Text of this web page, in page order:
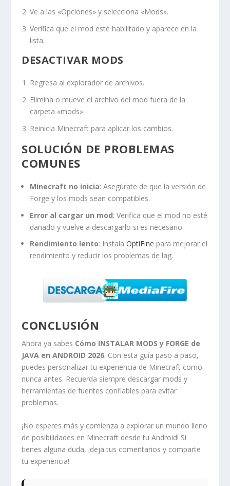
Ve a las «Opciones» y selecciona «Mods».
Verifica que el mod esté habilitado y aparece en la
lista.
DESACTIVAR MODS
Regresa al explorador de archivos.
Elimina o mueve el archivo del mod fuera de la
carpeta «mods».
Reinicia Minecraft para aplicar los cambios.
SOLUCIÓN DE PROBLEMAS
COMUNES
Minecraft no inicia: Asegúrate de que la versión de
Forge y los mods sean compatibles.
Error al cargar un mod: Verifica que el mod no esté
dañado y vuelve a descargarlo si es necesario.
Rendimiento lento: InstalaOptiFine para mejorar el
rendimiento y reducir los problemas de lag.
CONCLUSIÓN
Ahora ya sabes Cómo INSTALAR MODS y FORGE de
JAVA en ANDROID 2026. Con esta guía paso a paso,
puedes personalizar tu experiencia de Minecraft como
nunca antes. Recuerda siempre descargar mods y
herramientas de fuentes confiables para evitar
problemas.
¡No esperes más y comienza a explorar un mundo lleno
de posibilidades en Minecraft desde tu Android! Si
tienes alguna duda, ¡deja tus comentarios y comparte
tu experiencia!